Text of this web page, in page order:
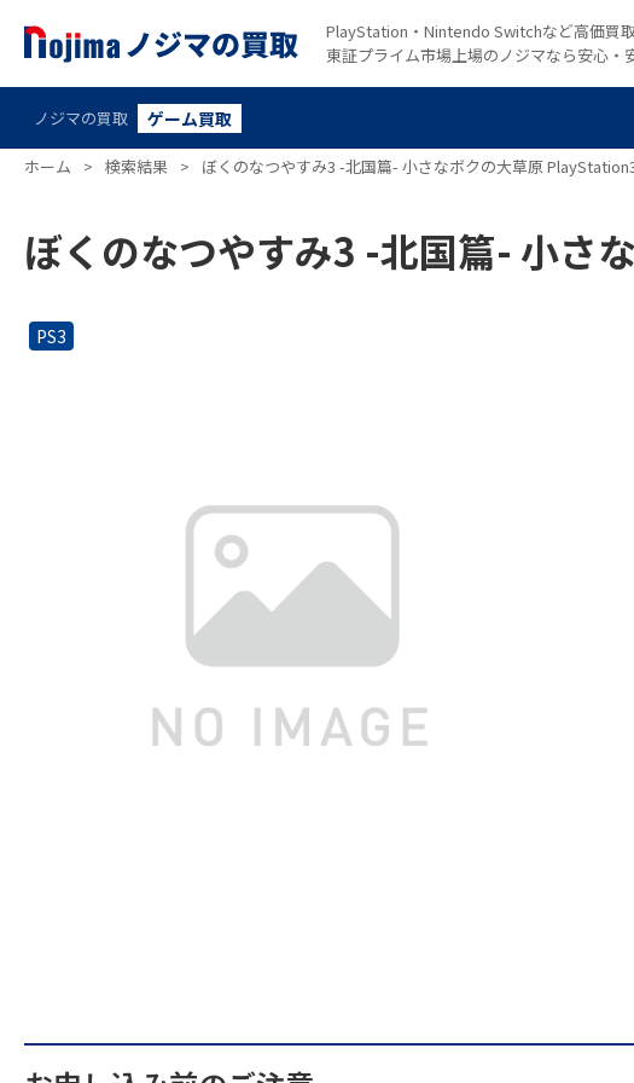
PlayStation・Nintendo Switchなど高価買
東証プライム市場上場のノジマなら安心・
ノジマの買取 ゲーム買取
ホーム > 検索結果 > ぼくのなつやすみ3 -北国篇- 小さなボクの大草原
ぼくのなつやすみ3 -北国篇- 小
PS3